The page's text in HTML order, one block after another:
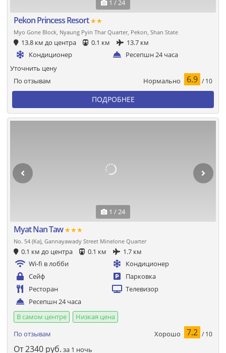
1 / 24
Pekon Princess Resort★★
Myo Gone Block, Nyaung Pyin Thar Quarter, Pekon, Shan State
13.8 км до центра 0.1 км
13.7 км
Кондиционер
Ресепшн 24 часа
По отзывам Нормально 6.9 / 10
Уточнить цену
ПОДРОБНЕЕ
1 / 24
Myat Nan Taw★★★
No. 54 (Ka), Gannayawady Street Minelone Quarter
0.1 км до центра 0.1 км
1.7 км
Wi-fi в лобби
Кондиционер
Сейф
Парковка
Ресторан
Телевизор
Ресепшн 24 часа
В самом центре
Низкая цена
По отзывам
Хорошо 7.2 / 10
От2340 руб. за 1 ночь